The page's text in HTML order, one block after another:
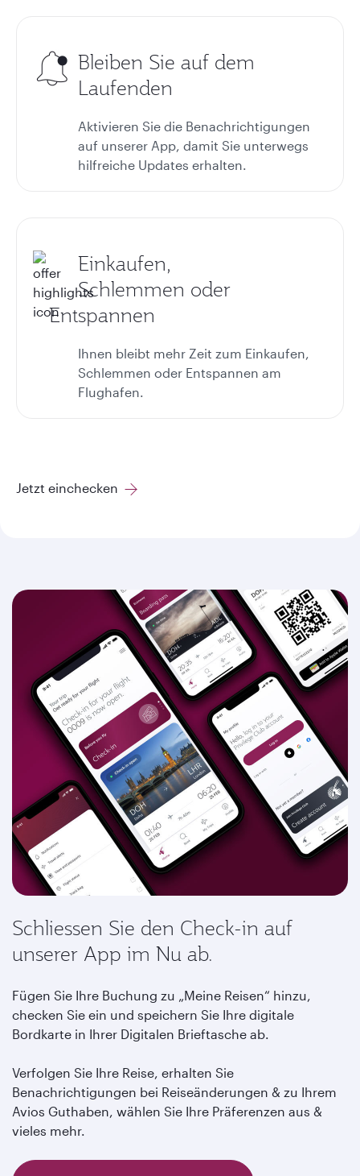
Bleiben Sie auf dem
Laufenden
Aktivieren Sie die Benachrichtigungen
auf unserer App, damit Sie unterwegs
hilfreiche Updates erhalten.
Einkaufen,
Schlemmen oder
Entspannen
Ihnen bleibt mehr Zeit zum Einkaufen,
Schlemmen oder Entspannen am
Flughafen.
Jetzt einchecken
Schliessen Sie den Check-in auf
unserer App im Nu ab.
Fügen Sie Ihre Buchung zu „Meine Reisen“ hinzu,
checken Sie ein und speichern Sie Ihre digitale
Bordkarte in Ihrer Digitalen Brieftasche ab.
Verfolgen Sie Ihre Reise, erhalten Sie
Benachrichtigungen bei Reiseänderungen & zu Ihrem
Avios Guthaben, wählen Sie Ihre Präferenzen aus &
vieles mehr.